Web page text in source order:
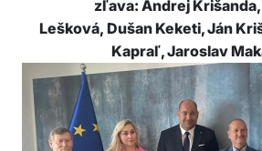
zľava: Andrej
Lešková, Dušan Keketi, Ján
Kapraľ, Jaroslav